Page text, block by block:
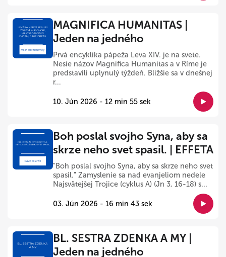
MAGNIFICA HUMANITAS |
Jeden na jedného
Prvá encyklika pápeža Leva XIV. je na svete.
Nesie názov Magnifica Humanitas a v Ríme je
predstavili uplynulý týždeň. Bližšie sa v dnešnej
r...
10. Jún 2026 - 12 min 55 sek
Boh poslal svojho Syna, aby sa
skrze neho svet spasil. | EFFETA
"Boh poslal svojho Syna, aby sa skrze neho svet
spasil." Zamyslenie sa nad evanjeliom nedele
Najsvätejšej Trojice (cyklus A) (Jn 3, 16-18) s...
03. Jún 2026 - 16 min 43 sek
BL. SESTRA ZDENKA A MY |
Jeden na jedného